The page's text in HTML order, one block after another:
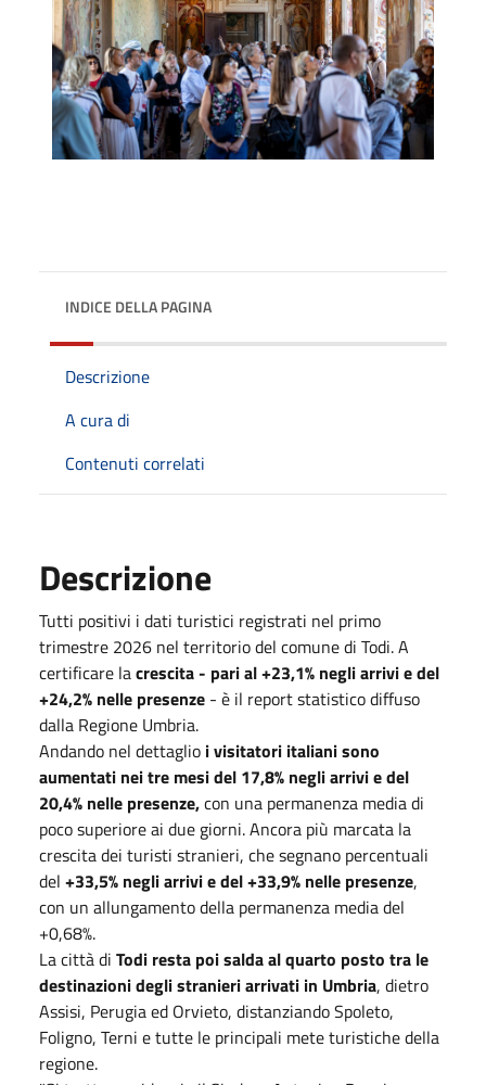
INDICE DELLA PAGINA
Descrizione
A cura di
Contenuti correlati
Descrizione
Tutti positivi i dati turistici registrati nel primo
trimestre 2026 nel territorio del comune di Todi. A
certificare lacrescita - pari al +23,1% negli arrivi e del
+24,2% nelle presenze - è il report statistico diffuso
dalla Regione Umbria.
Andando nel dettaglio i visitatori italiani sono
aumentati nei tre mesi del 17,8% negli arrivi e del
20,4% nelle presenze,con una permanenza media di
poco superiore ai due giorni. Ancora più marcata la
crescita dei turisti stranieri, che segnano percentuali
del +33,5% negli arrivi e del +33,9% nelle presenze,
con un allungamento della permanenza media del
+0,68%.
La città di Todi resta poi salda al quarto posto tra le
destinazioni degli stranieri arrivati in Umbria, dietro
Assisi, Perugia ed Orvieto, distanziando Spoleto,
Foligno, Terni e tutte le principali mete turistiche della
regione.